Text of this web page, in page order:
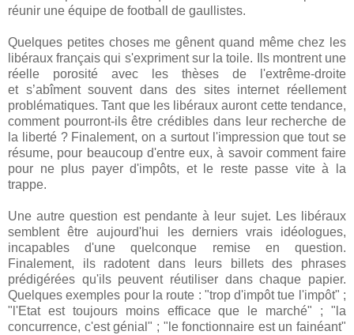
réunir une équipe de football de gaullistes.
Quelques petites choses me gênent quand même chez les
libéraux français qui s'expriment sur la toile. Ils montrent une
réelle porosité avec les thèses de l'extrême-droite
et s’abîment souvent dans des sites internet réellement
problématiques. Tant que les libéraux auront cette tendance,
comment pourront-ils être crédibles dans leur recherche de
la liberté ? Finalement, on a surtout l'impression que tout se
résume, pour beaucoup d'entre eux, à savoir comment faire
pour ne plus payer d'impôts, et le reste passe vite à la
trappe.
Une autre question est pendante à leur sujet. Les libéraux
semblent être aujourd'hui les derniers vrais idéologues,
incapables d'une quelconque remise en question.
Finalement, ils radotent dans leurs billets des phrases
prédigérées qu'ils peuvent réutiliser dans chaque papier.
Quelques exemples pour la route : "trop d'impôt tue l'impôt" ;
"l'Etat est toujours moins efficace que le marché" ; "la
concurrence, c'est génial" ; "le fonctionnaire est un fainéant"